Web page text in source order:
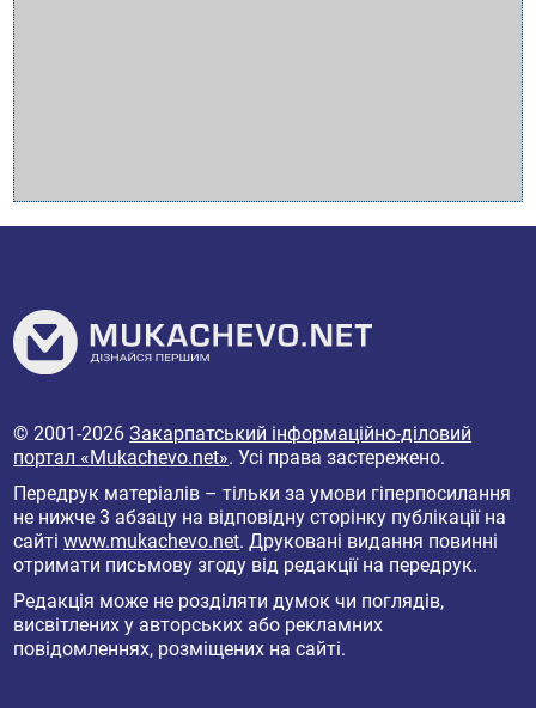
© 2001-2026Закарпатський інформаційно-діловий
портал «Mukachevo.net». Усі права застережено.
Передрук матеріалів – тільки за умови гіперпосилання
не нижче 3 абзацу на відповідну сторінку публікації на
сайтіwww.mukachevo.net. Друковані видання повинні
отримати письмову згоду від редакції на передрук.
Редакція може не розділяти думок чи поглядів,
висвітлених у авторських або рекламних
повідомленнях, розміщених на сайті.